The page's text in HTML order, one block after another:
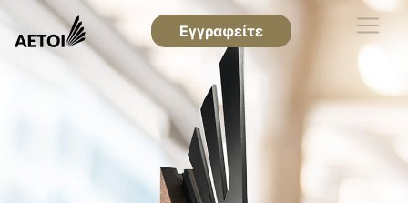
Εγγραφείτε